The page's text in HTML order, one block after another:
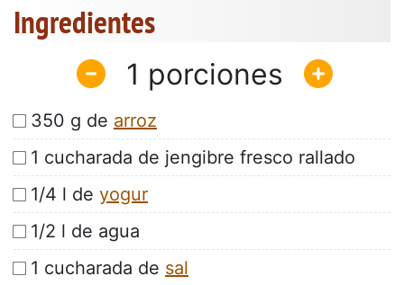
Ingredientes
1
350 g de arroz
1 cucharada de jengibre fresco rallado
1/4 l de yogur
1/2 l de agua
1 cucharada de sal